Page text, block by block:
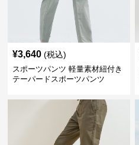
¥3,640 (税込)
スポーツパンツ 軽量素材紐付き
テーパードスポーツパンツ